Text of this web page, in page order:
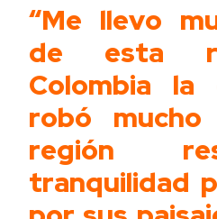
“Me llevo
de esta
Colombia la
robó
región
tranquilidad